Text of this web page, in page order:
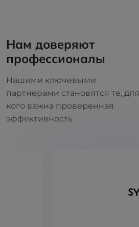
Нам доверяют
профессионалы
Нашими ключевыми
партнерами становятся те, для
кого важна проверенная
эффективность